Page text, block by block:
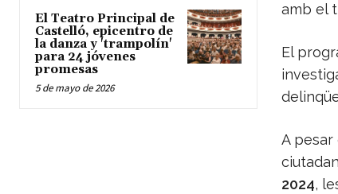
El Teatro Principal de
Castelló, epicentro de
la danza y 'trampolín'
para 24 jóvenes
promesas
5 de mayo de 2026
amb el
El
A
2024,